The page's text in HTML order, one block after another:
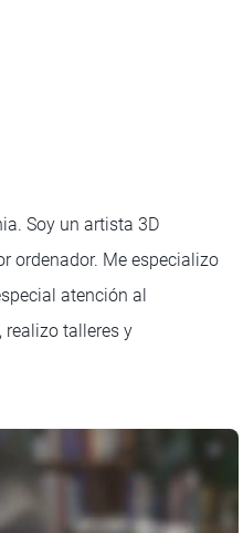
Soy un artista 3D
ordenador. Me especializo
atención al
realizo talleres y